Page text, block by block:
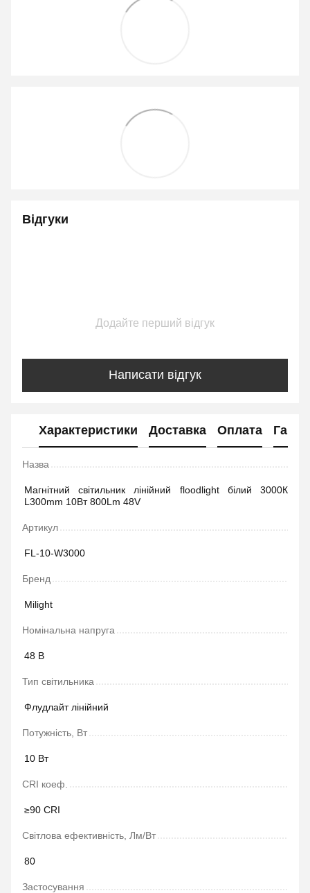
Відгуки
Додайте перший відгук
Написати відгук
Характеристики Доставка Оплата
Назва
Магнітний світильник лінійний floodlight білий 3000К
L300mm 10Вт 800Lm 48V
Артикул
FL-10-W3000
Бренд
Milight
Номінальна напруга
48 В
Тип світильника
Флудлайт лінійний
Потужність, Вт
10 Вт
CRI коеф.
≥90 CRI
Світлова ефективність, Лм/Вт
80
Застосування